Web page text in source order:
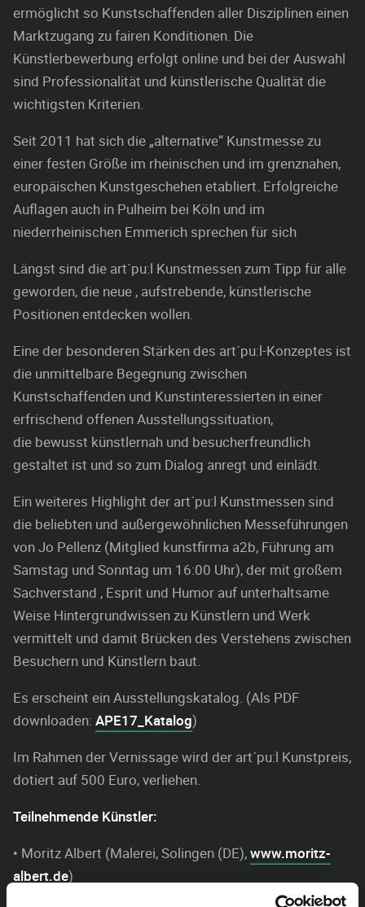
ermöglicht so Kunstschaffenden aller Disziplinen einen
Marktzugang zu fairen Konditionen. Die
Künstlerbewerbung erfolgt online und bei der Auswahl
sind Professionalität und künstlerische Qualität die
wichtigsten Kriterien.
Seit 2011 hat sich die „alternative“ Kunstmesse zu
einer festen Größe im rheinischen und im grenznahen,
europäischen Kunstgeschehen etabliert. Erfolgreiche
Auflagen auch in Pulheim bei Köln und im
niederrheinischen Emmerich sprechen für sich
Längst sind die art´pu:l Kunstmessen zum Tipp für alle
geworden, die neue , aufstrebende, künstlerische
Positionen entdecken wollen.
Eine der besonderen Stärken des art´pu:l-Konzeptes ist
die unmittelbare Begegnung zwischen
Kunstschaffenden und Kunstinteressierten in einer
erfrischend offenen Ausstellungssituation,
die bewusst künstlernah und besucherfreundlich
gestaltet ist und so zum Dialog anregt und einlädt.
Ein weiteres Highlight der art´pu:l Kunstmessen sind
die beliebten und außergewöhnlichen Messeführungen
von Jo Pellenz (Mitglied kunstfirma a2b, Führung am
Samstag und Sonntag um 16:00 Uhr), der mit großem
Sachverstand , Esprit und Humor auf unterhaltsame
Weise Hintergrundwissen zu Künstlern und Werk
vermittelt und damit Brücken des Verstehens zwischen
Besuchern und Künstlern baut.
Es erscheint ein Ausstellungskatalog. (Als PDF
downloaden: APE17_Katalog)
Im Rahmen der Vernissage wird der art´pu:l Kunstpreis,
dotiert auf 500 Euro, verliehen.
Teilnehmende Künstler:
• Moritz Albert (Malerei, Solingen (DE),www.moritz-
albert.de)
• Carsten Bachert (Skulptur, Mannheim (DE),